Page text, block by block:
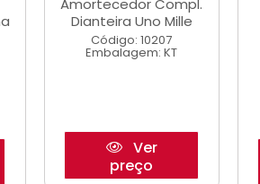
Amortecedor Compl.
Dianteira Uno Mille
Código: 10207
Embalagem: KT
Ver
preço